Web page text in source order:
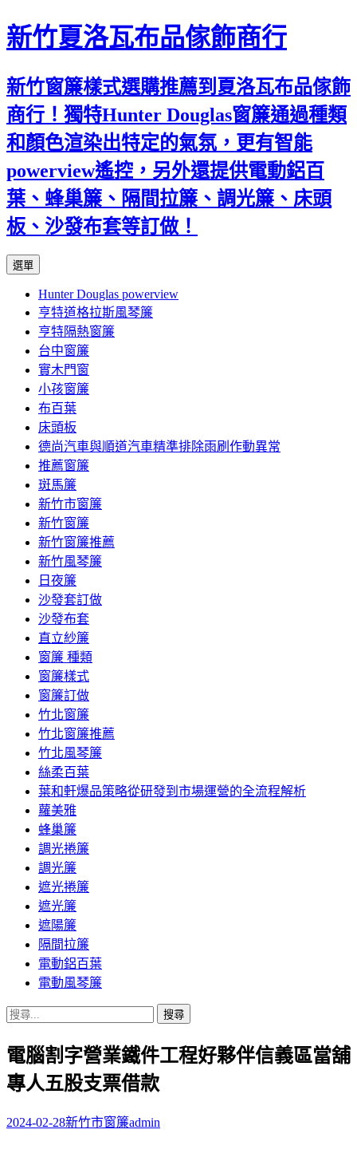
新竹夏洛瓦布品傢飾商行
新竹窗簾樣式選購推薦到夏洛瓦布品傢飾
商行！獨特Hunter Douglas窗簾通過種類
和顏色渲染出特定的氣氛，更有智能
powerview遙控，另外還提供電動鋁百
葉、蜂巢簾、隔間拉簾、調光簾、床頭
板、沙發布套等訂做！
選單
內
容
Hunter Douglas powerview
亨特道格拉斯風琴簾
亨特隔熱窗簾
台中窗簾
實木門窗
小孩窗簾
布百葉
床頭板
德尚汽車與順道汽車精準排除雨刷作動異常
推薦窗簾
斑馬簾
新竹市窗簾
新竹窗簾
新竹窗簾推薦
新竹風琴簾
日夜簾
沙發套訂做
沙發布套
直立紗簾
窗簾 種類
窗簾樣式
窗簾訂做
竹北窗簾
竹北窗簾推薦
竹北風琴簾
絲柔百葉
葉和軒爆品策略從研發到市場運營的全流程解析
蘿美雅
蜂巢簾
調光捲簾
調光簾
遮光捲簾
遮光簾
遮陽簾
隔間拉簾
電動鋁百葉
電動風琴簾
搜
關
鍵
字:
電腦割字營業鐵件工程好夥伴信義區當舖
專人五股支票借款
2024-02-28新竹市窗簾admin